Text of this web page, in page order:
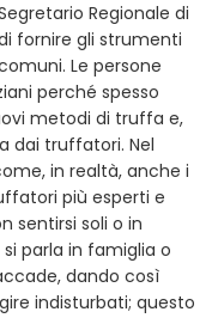
Regionale di
fornire gli strumenti
Le persone
perché spesso
metodi di truffa e,
dai truffatori. Nel
in realtà, anche i
più esperti e
sentirsi soli o in
parla in famiglia o
dando così
indisturbati; questo